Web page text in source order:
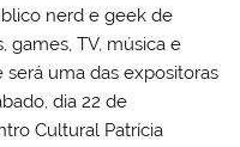
nerd e geek de
games, TV, música e
uma das expositoras
dia 22 de
Cultural Patrícia